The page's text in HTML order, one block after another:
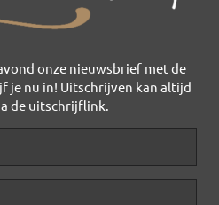
onze nieuwsbrief met de
je nu in! Uitschrijven kan altijd
de uitschrijflink.